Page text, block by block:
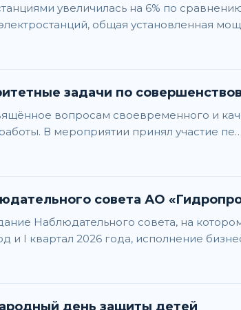
увеличилась на 6% по
общая установленная
задачи по
вопросам своевременного и
В мероприятии принял участие пе…
совета АО
Наблюдательного совета, на
и I квартал 2026 года, исполнение
день защиты детей